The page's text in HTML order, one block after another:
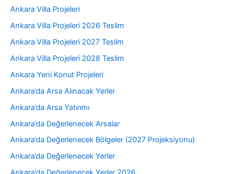
Ankara Villa Projeleri
Ankara Villa Projeleri 2026 Teslim
Ankara Villa Projeleri 2027 Teslim
Ankara Villa Projeleri 2028 Teslim
Ankara Yeni Konut Projeleri
Ankara’da Arsa Alınacak Yerler
Ankara’da Arsa Yatırımı
Ankara’da Değerlenecek Arsalar
Ankara’da Değerlenecek Bölgeler (2027 Projeksiyonu)
Ankara’da Değerlenecek Yerler